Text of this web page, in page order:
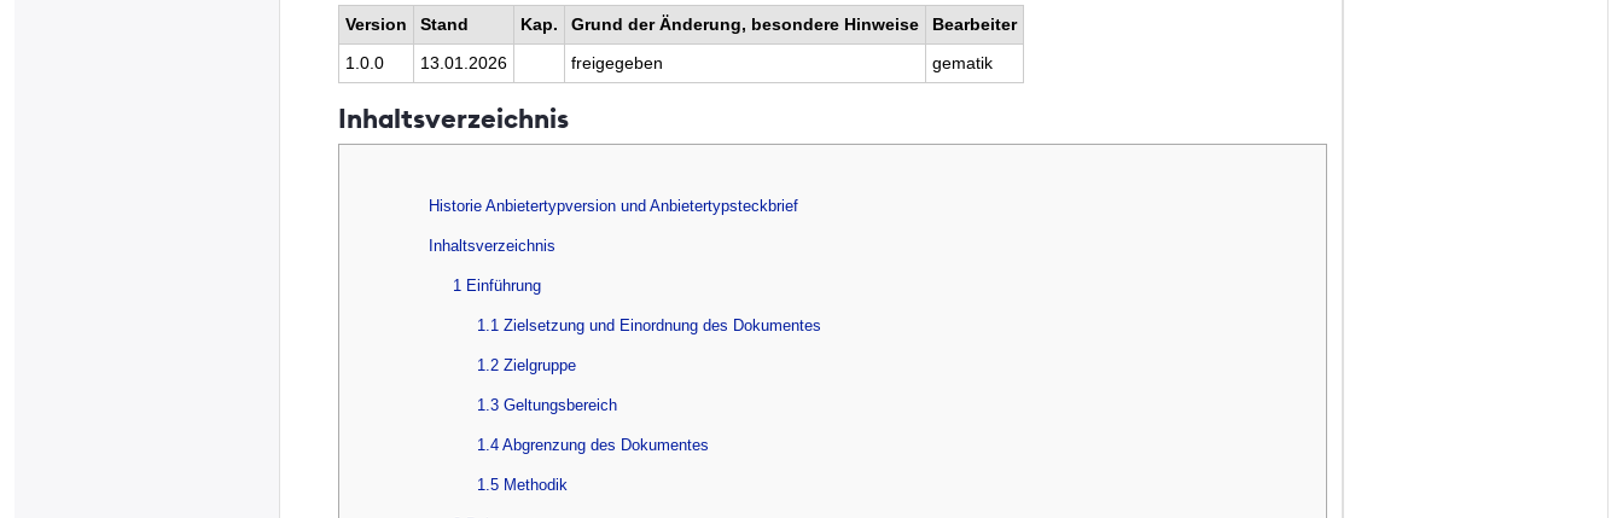
Version Stand Kap. Grund der Änderung, besondere Hinweise
Bearbeiter
1.0.0
13.01.2026 freigegeben gematik
Inhaltsverzeichnis
Historie Anbietertypversion und Anbietertypsteckbrief
Inhaltsverzeichnis
1 Einführung
1.1 Zielsetzung und Einordnung des Dokumentes
1.2 Zielgruppe
1.3 Geltungsbereich
1.4 Abgrenzung des Dokumentes
1.5 Methodik